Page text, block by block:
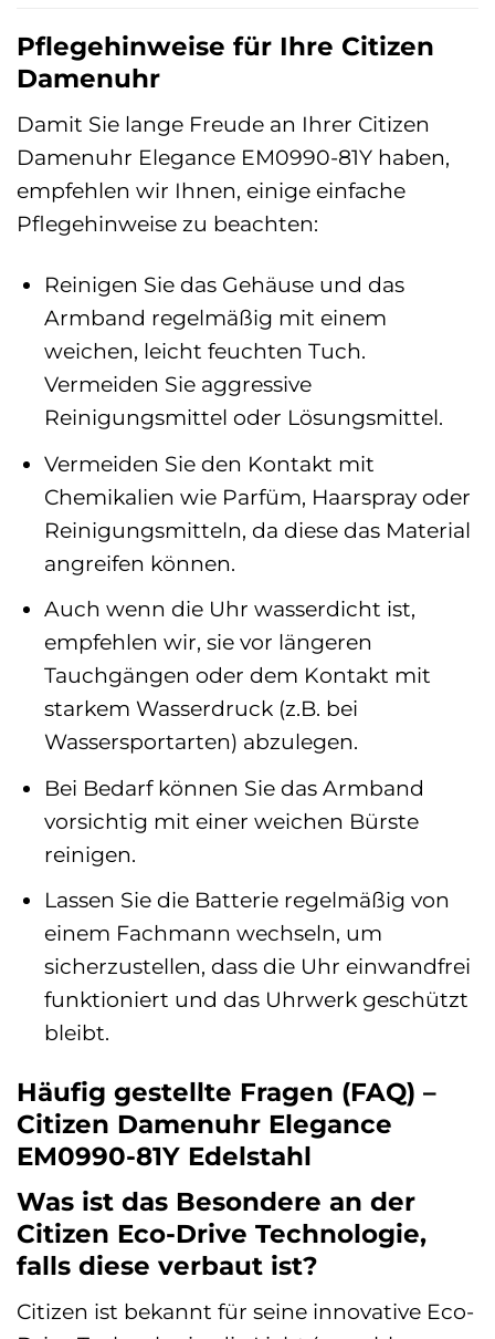
Pflegehinweise für Ihre Citizen
Damenuhr
Damit Sie lange Freude an Ihrer Citizen
Damenuhr Elegance EM0990-81Y haben,
empfehlen wir Ihnen, einige einfache
Pflegehinweise zu beachten:
Reinigen Sie das Gehäuse und das
Armband regelmäßig mit einem
weichen, leicht feuchten Tuch.
Vermeiden Sie aggressive
Reinigungsmittel oder Lösungsmittel.
Vermeiden Sie den Kontakt mit
Chemikalien wie Parfüm, Haarspray oder
Reinigungsmitteln, da diese das Material
angreifen können.
Auch wenn die Uhr wasserdicht ist,
empfehlen wir, sie vor längeren
Tauchgängen oder dem Kontakt mit
starkem Wasserdruck (z.B. bei
Wassersportarten) abzulegen.
Bei Bedarf können Sie das Armband
vorsichtig mit einer weichen Bürste
reinigen.
Lassen Sie die Batterie regelmäßig von
einem Fachmann wechseln, um
sicherzustellen, dass die Uhr einwandfrei
funktioniert und das Uhrwerk geschützt
bleibt.
Häufig gestellte Fragen (FAQ) –
Citizen Damenuhr Elegance
EM0990-81Y Edelstahl
Was ist das Besondere an der
Citizen Eco-Drive Technologie,
falls diese verbaut ist?
Citizen ist bekannt für seine innovative Eco-